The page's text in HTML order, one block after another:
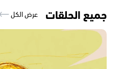
جميع الحلقات عرض الكل